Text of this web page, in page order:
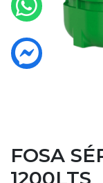
FOSA
1200LTS